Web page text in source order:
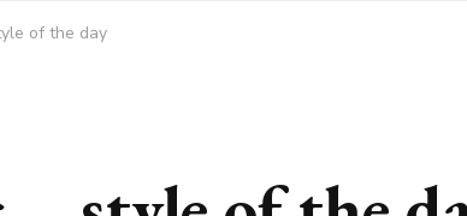
of the day